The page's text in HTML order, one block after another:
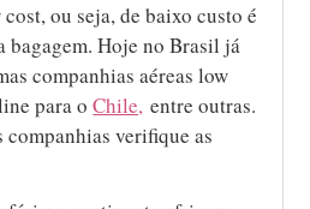
ou seja, de baixo custo é
bagagem. Hoje no Brasil já
companhias aéreas low
para oChile, entre outras.
companhias verifique as